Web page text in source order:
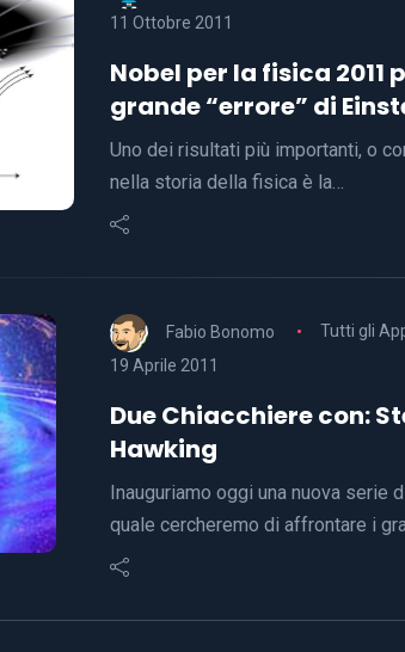
11 Ottobre 2011
Nobel per la fisica 2011
grande “errore” di
Uno dei risultati più importanti, o
nella storia della fisica è la…
Fabio Bonomo
Tutti gli
19 Aprile 2011
Due Chiacchiere con:
Hawking
Inauguriamo oggi una nuova serie
quale cercheremo di affrontare i